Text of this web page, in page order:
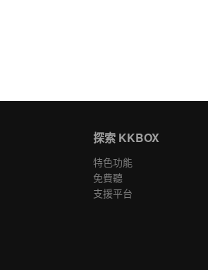
探索 KKBOX
特色功能
免費聽
支援平台